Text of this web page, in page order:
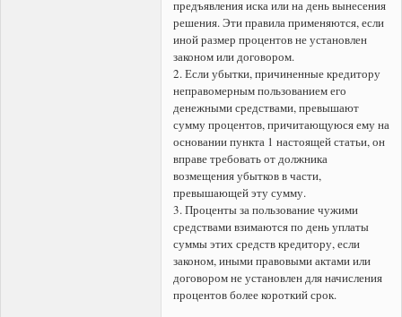
предъявления иска или на день вынесения
решения. Эти правила применяются, если
иной размер процентов не установлен
законом или договором.
2. Если убытки, причиненные кредитору
неправомерным пользованием его
денежными средствами, превышают
сумму процентов, причитающуюся ему на
основании пункта 1 настоящей статьи, он
вправе требовать от должника
возмещения убытков в части,
превышающей эту сумму.
3. Проценты за пользование чужими
средствами взимаются по день уплаты
суммы этих средств кредитору, если
законом, иными правовыми актами или
договором не установлен для начисления
процентов более короткий срок.